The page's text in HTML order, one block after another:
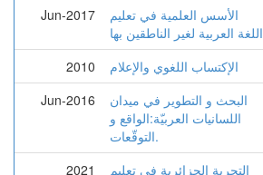
Jun-2017
الأسس العلمية في تعليم
اللغة العربية لغير الناطقين بها
2010
الإكتساب اللغوي والإعلام
Jun-2016
البحث و التطوير في ميدان
اللسانيات العربيّة:الواقع و
التوقّعات.
2021
التجربة الجزائرية في تعليم